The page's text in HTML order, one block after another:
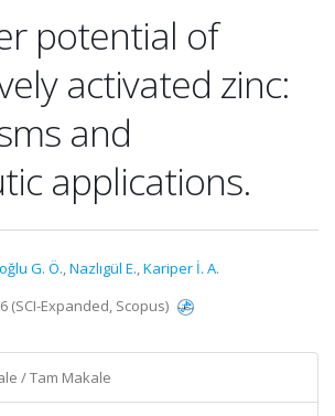
potential of
activated zinc:
and
applications.
G. Ö.,Nazlıgül E.,Kariper İ. A.
(SCI-Expanded, Scopus)
/ Tam Makale